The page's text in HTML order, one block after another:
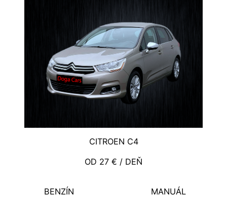
CITROEN C4
OD 27 € / DEŇ
BENZÍN MANUÁL